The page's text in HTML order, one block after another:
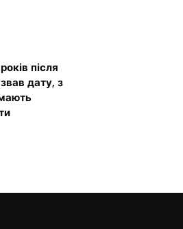
після
дату, з